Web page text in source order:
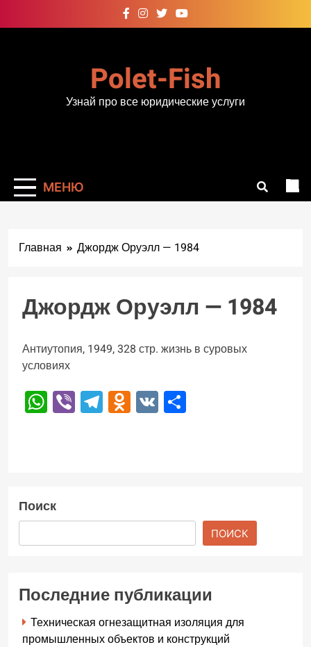
к
Polet-Fish
Узнай про все юридические услуги
МЕНЮ
Главная Джордж Оруэлл — 1984
Джордж Оруэлл — 1984
Антиутопия, 1949, 328 стр. жизнь в суровых
условиях
WhatsApp
ViberTelegram
Odnoklassniki
VK
Поиск
ПОИСК
Последние публикации
Техническая огнезащитная изоляция для
промышленных объектов и конструкций